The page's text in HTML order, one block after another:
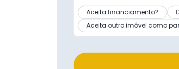
Aceita financiamento?
Aceita outro imóvel como